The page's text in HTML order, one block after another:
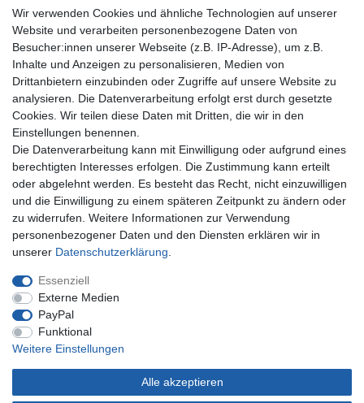
Widerrufsformular
Hilfe
Mein Konto
Registrieren
Anmelden
Unternehmen
Kontakt
Datenschutzerklärung
AGB Kundeninformationen
Impressum
Zahlung und Versand
Wir verwenden Cookies und ähnliche Technologien auf unserer
Website und verarbeiten personenbezogene Daten von
Besucher:innen unserer Webseite (z.B. IP-Adresse), um z.B.
Inhalte und Anzeigen zu personalisieren, Medien von
Drittanbietern einzubinden oder Zugriffe auf unsere Website zu
analysieren. Die Datenverarbeitung erfolgt erst durch gesetzte
Cookies. Wir teilen diese Daten mit Dritten, die wir in den
Einstellungen benennen.
Die Datenverarbeitung kann mit Einwilligung oder aufgrund eines
berechtigten Interesses erfolgen. Die Zustimmung kann erteilt
oder abgelehnt werden. Es besteht das Recht, nicht einzuwilligen
und die Einwilligung zu einem späteren Zeitpunkt zu ändern oder
zu widerrufen. Weitere Informationen zur Verwendung
personenbezogener Daten und den Diensten erklären wir in
unserer Daten­schutz­erklärung
Essenziell
Externe Medien
PayPal
Funktional
Weitere Einstellungen
Alle akzeptieren